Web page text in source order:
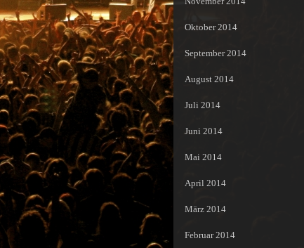
Oktober 2014
September 2014
August 2014
Juli 2014
Juni 2014
Mai 2014
April 2014
März 2014
Februar 2014